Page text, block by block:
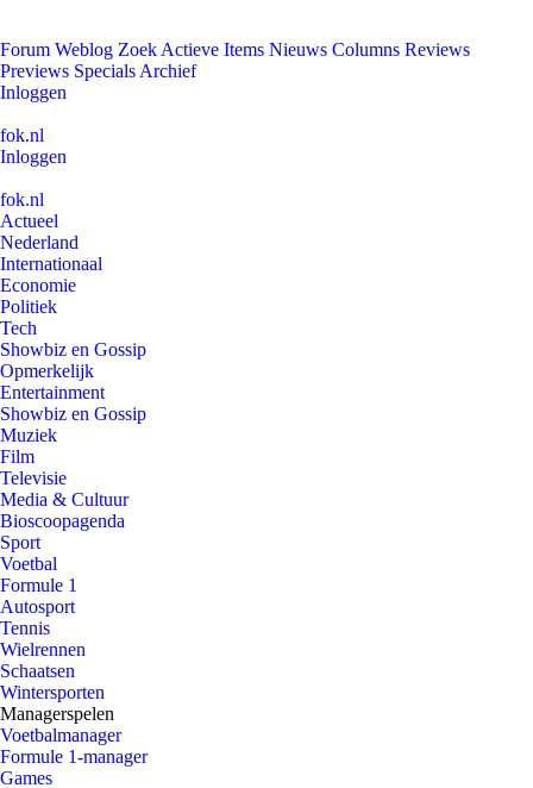
Forum Weblog Zoek Actieve Items Nieuws Columns Reviews
Previews Specials Archief
Inloggen
fok.nl
Inloggen
fok.nl
Actueel
Nederland
Internationaal
Economie
Politiek
Tech
Showbiz en Gossip
Opmerkelijk
Entertainment
Showbiz en Gossip
Muziek
Film
Televisie
Media & Cultuur
Bioscoopagenda
Sport
Voetbal
Formule 1
Autosport
Tennis
Wielrennen
Schaatsen
Wintersporten
Managerspelen
Voetbalmanager
Formule 1-manager
Games